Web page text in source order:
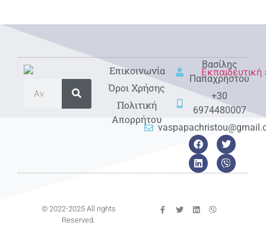
Eπικοινωνία
Όροι Χρήσης
Πολιτική
Απορρήτου
Βασίλης
Παπαχρήστου
+30
6974480007
© 2022-2025 All rights
Reserved.